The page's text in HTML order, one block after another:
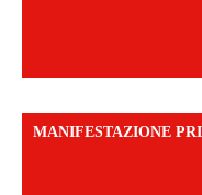
MANIFESTAZIONE